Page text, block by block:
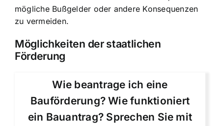
mögliche Bußgelder oder andere Konsequenzen
zu vermeiden.
Möglichkeiten der staatlichen
Förderung
Wie beantrage ich eine
Bauförderung? Wie funktioniert
ein Bauantrag? Sprechen Sie mit